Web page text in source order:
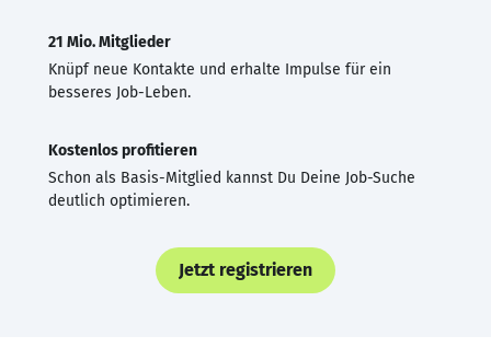
21 Mio. Mitglieder
Knüpf neue Kontakte und erhalte Impulse für ein
besseres Job-Leben.
Kostenlos profitieren
Schon als Basis-Mitglied kannst Du Deine Job-Suche
deutlich optimieren.
Jetzt registrieren